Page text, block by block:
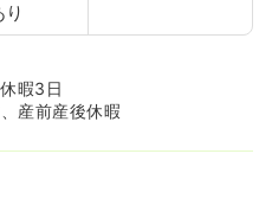
り
暇3日
産前産後休暇